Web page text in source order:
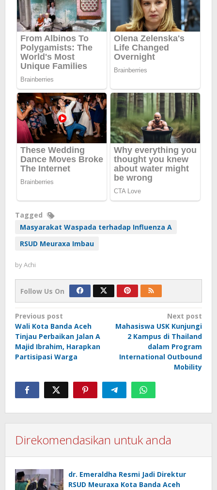
Tagged
Masyarakat Waspada terhadap Influenza A
RSUD Meuraxa Imbau
byAchi
Follow Us On
Post
navigation
Previous post
Wali Kota Banda Aceh
Tinjau Perbaikan Jalan A
Majid Ibrahim, Harapkan
Partisipasi Warga
Next post
Mahasiswa USK Kunjungi
2 Kampus di Thailand
dalam Program
International Outbound
Mobility
Direkomendasikan untuk anda
dr. Emeraldha Resmi Jadi Direktur
RSUD Meuraxa Kota Banda Aceh